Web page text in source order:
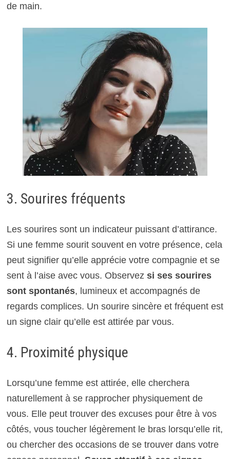
de main.
3. Sourires fréquents
Les sourires sont un indicateur puissant d’attirance.
Si une femme sourit souvent en votre présence, cela
peut signifier qu’elle apprécie votre compagnie et se
sent à l’aise avec vous. Observez si ses sourires
sont spontanés, lumineux et accompagnés de
regards complices. Un sourire sincère et fréquent est
un signe clair qu’elle est attirée par vous.
4. Proximité physique
Lorsqu’une femme est attirée, elle cherchera
naturellement à se rapprocher physiquement de
vous. Elle peut trouver des excuses pour être à vos
côtés, vous toucher légèrement le bras lorsqu’elle rit,
ou chercher des occasions de se trouver dans votre